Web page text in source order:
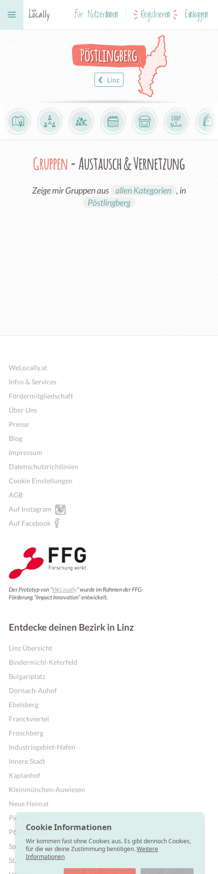
Für NutzerInnen Registrieren Einloggen
Pöstlingberg
Linz
Gruppen- Austausch & Vernetzung
Zeige mir Gruppen aus allen Kategorien , in
Pöstlingberg
WeLocally.at
Infos & Services
Fördermitgliedschaft
Über Uns
Presse
Blog
Impressum
Datenschutzrichtlinien
Cookie Einstellungen
AGB
Auf Instagram
Auf Facebook
Der Prototyp von “WeLocally” wurde im Rahmen der FFG-
Förderung “Impact Innovation” entwickelt.
Entdecke deinen Bezirk in Linz
Linz Übersicht
Bindermichl-Keferfeld
Bulgariplatz
Dornach-Auhof
Ebelsberg
Franckviertel
Froschberg
Industriegebiet-Hafen
Innere Stadt
Kaplanhof
Kleinmünchen-Auwiesen
Neue Heimat
Pichling
Pöstlingberg
Spallerhof
St. Magdalena
Cookie Informationen
Wir kommen fast ohne Cookies aus. Es gibt dennoch Cookies,
für die wir deine Zustimmung benötigen.Weitere
Informationen